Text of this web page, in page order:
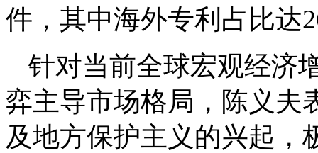
件，其中海外专利占比达
针对当前全球宏观经济
弈主导市场格局，陈义夫
及地方保护主义的兴起，